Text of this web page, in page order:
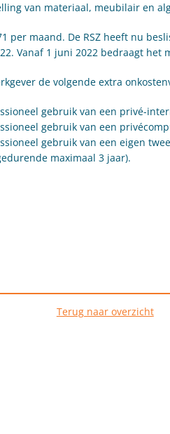
van materiaal, meubilair en
per maand. De RSZ heeft nu
Vanaf 1 juni 2022 bedraagt het
de volgende extra
gebruik van een privé-
gebruik van een
gebruik van een eigen
maximaal 3 jaar).
Terug naar overzicht